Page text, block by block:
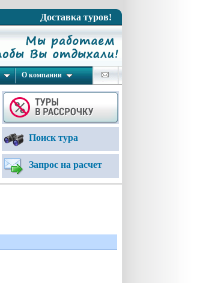
Доставка туров!
О компании
Поиск тура
Запрос на расчет